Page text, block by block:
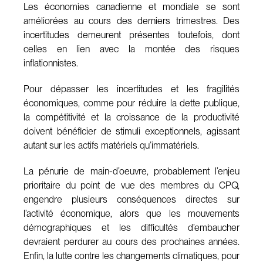
Les économies canadienne et mondiale se sont
améliorées au cours des derniers trimestres. Des
incertitudes demeurent présentes toutefois, dont
celles en lien avec la montée des risques
inflationnistes.
Pour dépasser les incertitudes et les fragilités
économiques, comme pour réduire la dette publique,
la compétitivité et la croissance de la productivité
doivent bénéficier de stimuli exceptionnels, agissant
autant sur les actifs matériels qu’immatériels.
La pénurie de main-d’oeuvre, probablement l’enjeu
prioritaire du point de vue des membres du CPQ,
engendre plusieurs conséquences directes sur
l’activité économique, alors que les mouvements
démographiques et les difficultés d’embaucher
devraient perdurer au cours des prochaines années.
Enfin, la lutte contre les changements climatiques, pour